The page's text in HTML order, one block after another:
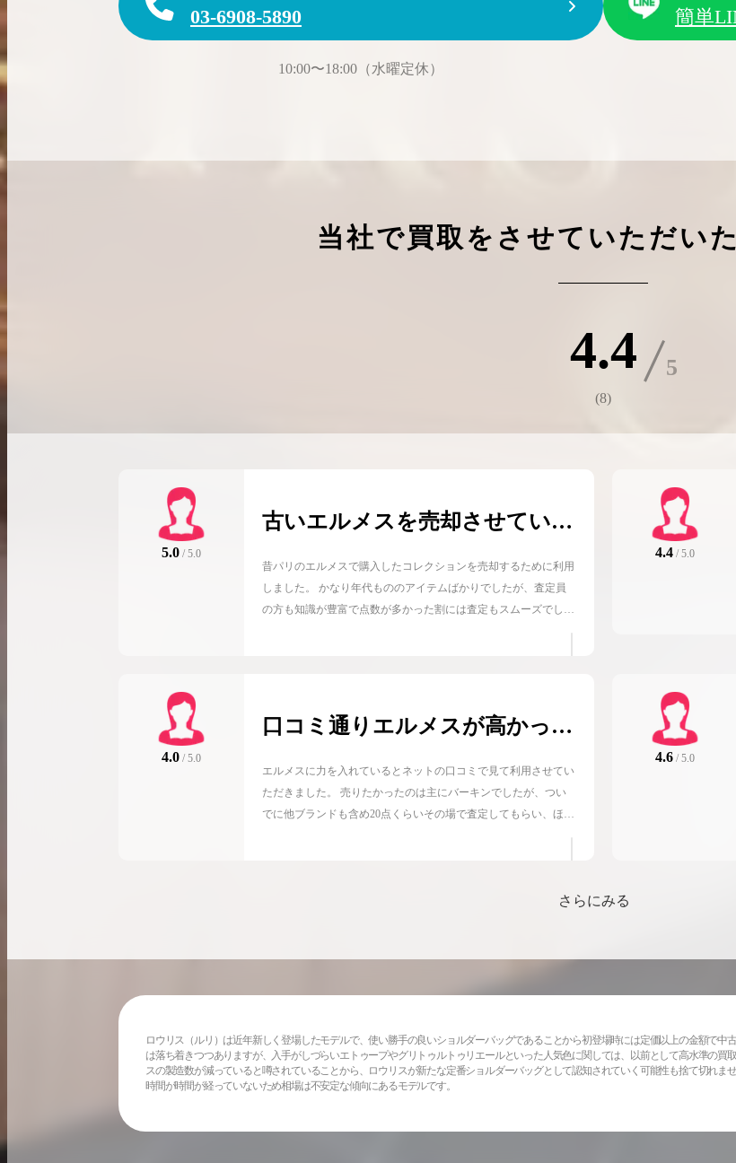
03-6908-5890
10:00〜18:00（水曜定休）
簡単
当社で買取をさせていただい
4.4
(8)
5.0 / 5.0
古いエルメスを売却させていた
昔パリのエルメスで購入したコレクションを売却するために利用
しました。 かなり年代もののアイテムばかりでしたが、査定員
の方も知識が豊富で点数が多かった割には査定もスムーズでし
4.4 / 5.0
4.0 / 5.0
口コミ通りエルメスが高かっ
エルメスに力を入れているとネットの口コミで見て利用させてい
ただきました。 売りたかったのは主にバーキンでしたが、つい
でに他ブランドも含め20点くらいその場で査定してもらい、ほと
アパレル類はあまり・・・」と謙遜していましたが、スカーフな
4.6 / 5.0
さらにみる
ロウリス（ルリ）は近年新しく登場したモデルで、使い勝手の良いショルダーバッグであることから初登場時には定価以上の金額で
は落ち着きつつありますが、入手がしづらいエトゥープやグリトゥルトゥリエールといった人気色に関しては、以前として高水準の
スの製造数が減っていると噂されていることから、ロウリスが新たな定番ショルダーバッグとして認知されていく可能性も捨て切れ
時間が時間が経っていないため相場は不安定な傾向にあるモデルです。